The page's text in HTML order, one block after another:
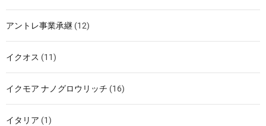
アントレ事業承継 (12)
イクオス (11)
イクモア ナノグロウリッチ (16)
イタリア (1)